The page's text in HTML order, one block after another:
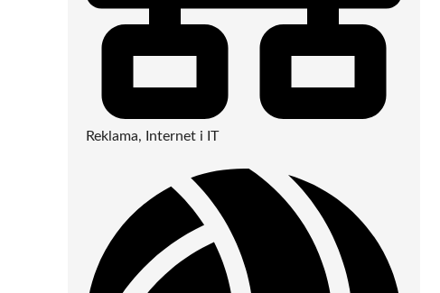
Reklama, Internet i IT